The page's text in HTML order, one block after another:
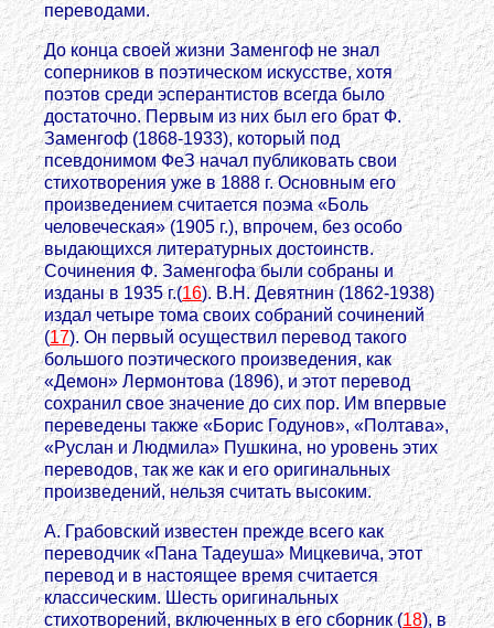
переводами.
До конца своей жизни Заменгоф не знал
соперников в поэтическом искусстве, хотя
поэтов среди эсперантистов всегда было
достаточно. Первым из них был его брат Ф.
Заменгоф (1868-1933), который под
псевдонимом ФеЗ начал публиковать свои
стихотворения уже в 1888 г. Основным его
произведением считается поэма «Боль
человеческая» (1905 г.), впрочем, без особо
выдающихся литературных достоинств.
Сочинения Ф. Заменгофа были собраны и
изданы в 1935 г.(16). В.Н. Девятнин (1862-1938)
издал четыре тома своих собраний сочинений
(17). Он первый осуществил перевод такого
большого поэтического произведения, как
«Демон» Лермонтова (1896), и этот перевод
сохранил свое значение до сих пор. Им впервые
переведены также «Борис Годунов», «Полтава»,
«Руслан и Людмила» Пушкина, но уровень этих
переводов, так же как и его оригинальных
произведений, нельзя считать высоким.
А. Грабовский известен прежде всего как
переводчик «Пана Тадеуша» Мицкевича, этот
перевод и в настоящее время считается
классическим. Шесть оригинальных
стихотворений, включенных в его сборник (18), в